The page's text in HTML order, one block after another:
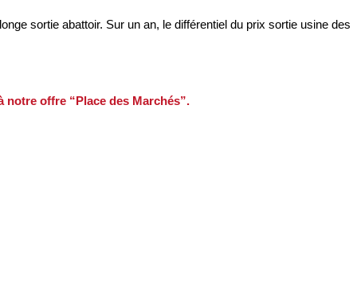
sortie abattoir. Sur un an, le différentiel du prix sortie usine des
notre offre “Place des Marchés”.